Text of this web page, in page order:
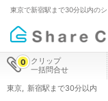
東京で新宿駅まで30分以内のシ
クリップ
一括問合せ
0
東京 新宿駅まで30分以内